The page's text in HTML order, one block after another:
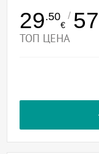
29.50
€
/ 57
ТОП ЦЕНА